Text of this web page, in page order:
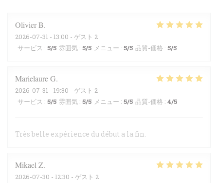
OlivierB
2026-07-31 - 13:00 - ゲスト 2
サービス : 5/5 雰囲気 : 5/5 メニュー : 5/5 品質-価格 : 5/5
MarielaureG
2026-07-31 - 19:30 - ゲスト 2
サービス : 5/5 雰囲気 : 5/5 メニュー : 5/5 品質-価格 : 4/5
Très belle expérience du début a la fin.
Mikael Z
2026-07-30 - 12:30 - ゲスト 2